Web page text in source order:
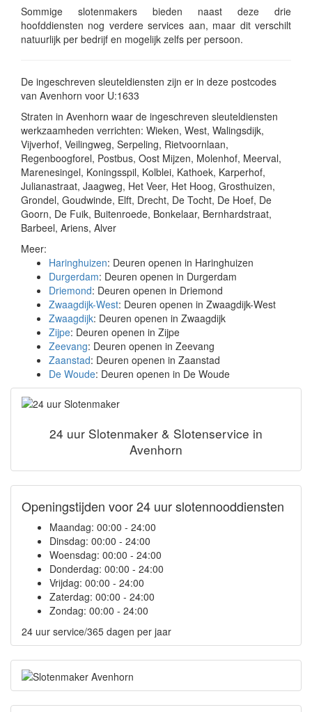
Sommige slotenmakers bieden naast deze drie
hoofddiensten nog verdere services aan, maar dit verschilt
natuurlijk per bedrijf en mogelijk zelfs per persoon.
De ingeschreven sleuteldiensten zijn er in deze postcodes
van Avenhorn voor U:1633
Straten in Avenhorn waar de ingeschreven sleuteldiensten
werkzaamheden verrichten: Wieken, West, Walingsdijk,
Vijverhof, Veilingweg, Serpeling, Rietvoornlaan,
Regenboogforel, Postbus, Oost Mijzen, Molenhof, Meerval,
Marenesingel, Koningsspil, Kolblei, Kathoek, Karperhof,
Julianastraat, Jaagweg, Het Veer, Het Hoog, Grosthuizen,
Grondel, Goudwinde, Elft, Drecht, De Tocht, De Hoef, De
Goorn, De Fuik, Buitenroede, Bonkelaar, Bernhardstraat,
Barbeel, Ariens, Alver
Meer:
Haringhuizen: Deuren openen in Haringhuizen
Durgerdam: Deuren openen in Durgerdam
Driemond: Deuren openen in Driemond
Zwaagdijk-West: Deuren openen in Zwaagdijk-West
Zwaagdijk: Deuren openen in Zwaagdijk
Zijpe: Deuren openen in Zijpe
Zeevang: Deuren openen in Zeevang
Zaanstad: Deuren openen in Zaanstad
De Woude: Deuren openen in De Woude
24 uur Slotenmaker & Slotenservice in
Avenhorn
Openingstijden voor 24 uur slotennooddiensten
Maandag: 00:00 - 24:00
Dinsdag: 00:00 - 24:00
Woensdag: 00:00 - 24:00
Donderdag: 00:00 - 24:00
Vrijdag: 00:00 - 24:00
Zaterdag: 00:00 - 24:00
Zondag: 00:00 - 24:00
24 uur service/365 dagen per jaar